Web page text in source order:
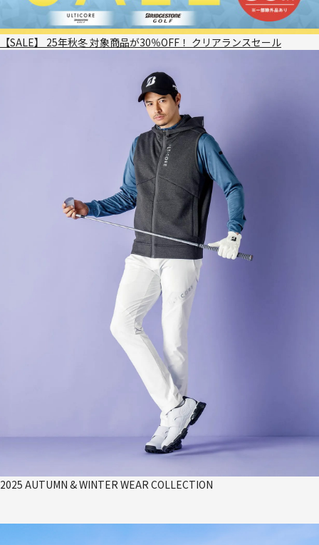
【SALE】 25年秋冬 対象商品が30％OFF！ クリアランスセール
2025 AUTUMN & WINTER WEAR COLLECTION